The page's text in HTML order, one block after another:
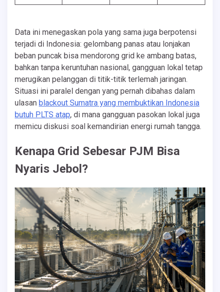
Data ini menegaskan pola yang sama juga berpotensi
terjadi di Indonesia: gelombang panas atau lonjakan
beban puncak bisa mendorong grid ke ambang batas,
bahkan tanpa keruntuhan nasional, gangguan lokal tetap
merugikan pelanggan di titik-titik terlemah jaringan.
Situasi ini paralel dengan yang pernah dibahas dalam
ulasan blackout Sumatra yang membuktikan Indonesia
butuh PLTS atap, di mana gangguan pasokan lokal juga
memicu diskusi soal kemandirian energi rumah tangga.
Kenapa Grid Sebesar PJM Bisa
Nyaris Jebol?